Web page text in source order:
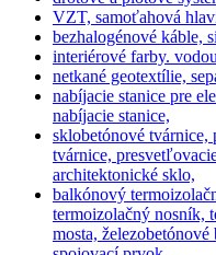
VZT, samoťahová
bezhalogénové káble,
interiérové farby.
netkané geotextílie,
nabíjacie stanice pre
nabíjacie stanice,
sklobetónové
tvárnice,
architektonické sklo,
balkónový
termoizolačný nosník,
mosta,